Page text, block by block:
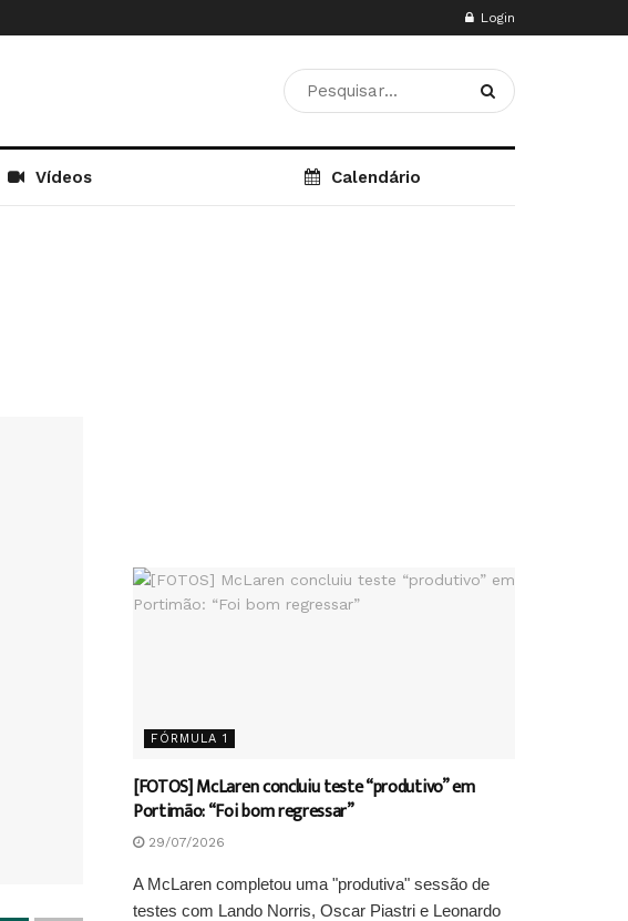
Login
Vídeos Calendário
FÓRMULA 1
[FOTOS] McLaren concluiu teste “produtivo” em
Portimão: “Foi bom regressar”
29/07/2026
A McLaren completou uma "produtiva" sessão de
testes com Lando Norris, Oscar Piastri e Leonardo